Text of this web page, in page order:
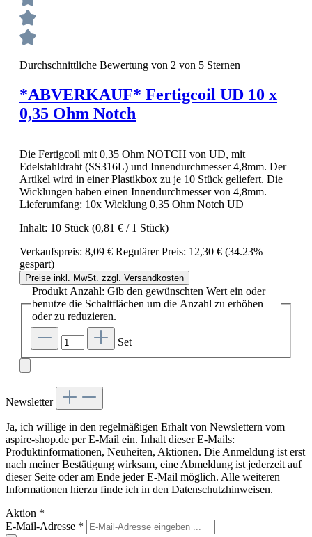
Durchschnittliche Bewertung von 2 von 5 Sternen
*ABVERKAUF* Fertigcoil UD 10 x
0,35 Ohm Notch
Die Fertigcoil mit 0,35 Ohm NOTCH von UD, mit
Edelstahldraht (SS316L) und Innendurchmesser 4,8mm. Der
Artikel wird in einer Plastikbox zu je 10 Stück geliefert. Die
Wicklungen haben einen Innendurchmesser von 4,8mm.
Lieferumfang: 10x Wicklung 0,35 Ohm Notch UD
Inhalt: 10 Stück (0,81 € / 1 Stück)
Verkaufspreis: 8,09 € Regulärer Preis: 12,30 € (34.23%
gespart)
Preise inkl. MwSt. zzgl. Versandkosten
Produkt Anzahl: Gib den gewünschten Wert ein oder
benutze die Schaltflächen um die Anzahl zu erhöhen
oder zu reduzieren.
Set
Newsletter
Ja, ich willige in den regelmäßigen Erhalt von Newslettern vom
aspire-shop.de per E-Mail ein. Inhalt dieser E-Mails:
Produktinformationen, Neuheiten, Aktionen. Die Anmeldung ist erst
nach meiner Bestätigung wirksam, eine Abmeldung ist jederzeit auf
dieser Seite oder am Ende jeder E-Mail möglich. Alle weiteren
Informationen hierzu finde ich in den Datenschutzhinweisen.
Aktion *
E-Mail-Adresse *